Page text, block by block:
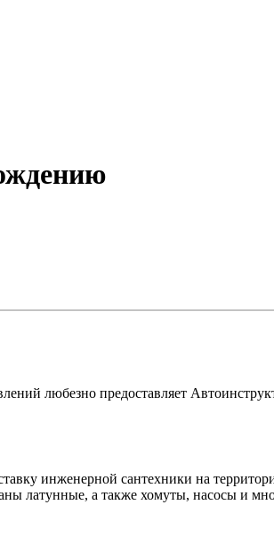
любезно предоставляет
инженерной сантехники на
латунные, а также хомуты, насосы и